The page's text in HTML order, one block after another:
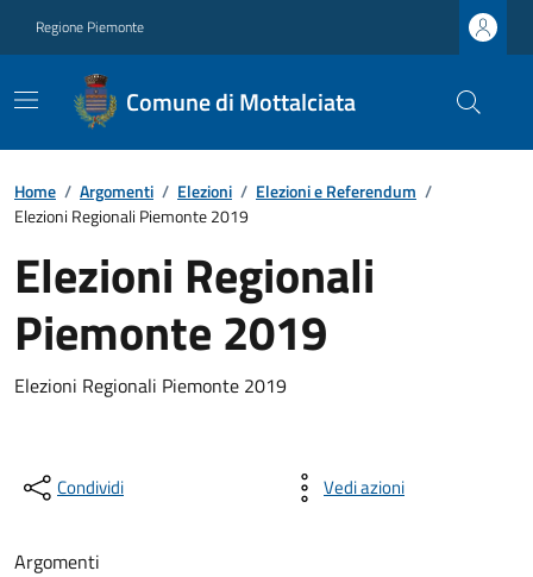
Regione Piemonte
Comune di Mottalciata
Home / Argomenti / Elezioni / Elezioni e Referendum /
Elezioni Regionali Piemonte 2019
Elezioni Regionali
Piemonte 2019
Elezioni Regionali Piemonte 2019
Condividi Vedi azioni
Argomenti